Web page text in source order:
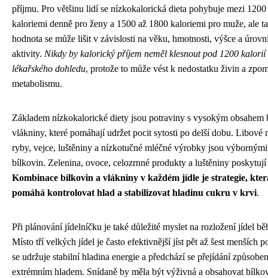
příjmu. Pro většinu lidí se nízkokalorická dieta pohybuje mezi 1200
kaloriemi denně pro ženy a 1500 až 1800 kaloriemi pro muže, ale
hodnota se může lišit v závislosti na věku, hmotnosti, výšce a
aktivity. Nikdy by kalorický příjem neměl klesnout pod 1200 kalorií
lékařského dohledu, protože to může vést k nedostatku živin a
metabolismu.
Základem nízkokalorické diety jsou potraviny s vysokým obsahem
vlákniny, které pomáhají udržet pocit sytosti po delší dobu. Libové
ryby, vejce, luštěniny a nízkotučné mléčné výrobky jsou
bílkovin. Zelenina, ovoce, celozrnné produkty a luštěniny
Kombinace bílkovin a vlákniny v každém jídle je strategie,
pomáhá kontrolovat hlad a stabilizovat hladinu cukru v krvi.
Při plánování jídelníčku je také důležité myslet na rozložení jídel
Místo tří velkých jídel je často efektivnější jíst pět až šest menších
se udržuje stabilní hladina energie a předchází se přejídání
extrémním hladem. Snídaně by měla být výživná a obsahovat